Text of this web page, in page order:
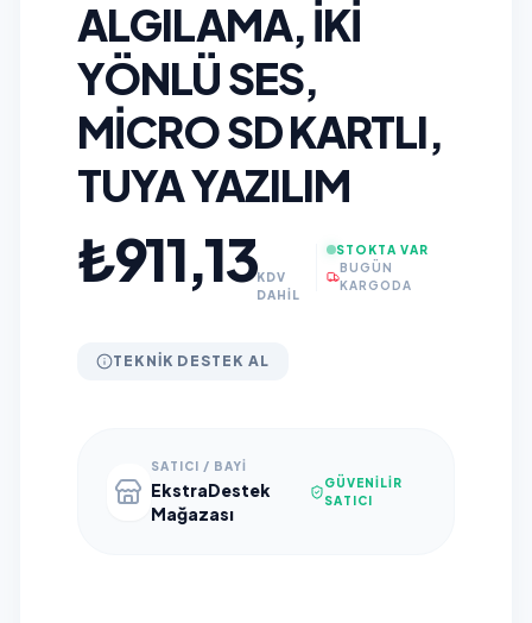
ALGILAMA, İKI
YÖNLÜ SES,
MICRO SD KARTLI,
TUYA YAZILIM
₺911,13KDV
DAHİL
STOKTA VAR
BUGÜN
KARGODA
TEKNIK DESTEK AL
SATICI / BAYI
EkstraDestek
Mağazası
GÜVENILIR
SATICI